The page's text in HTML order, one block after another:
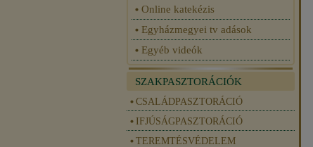
Online katekézis
Egyházmegyei tv adások
Egyéb videók
SZAKPASZTORÁCIÓK
CSALÁDPASZTORÁCIÓ
IFJÚSÁGPASZTORÁCIÓ
TEREMTÉSVÉDELEM